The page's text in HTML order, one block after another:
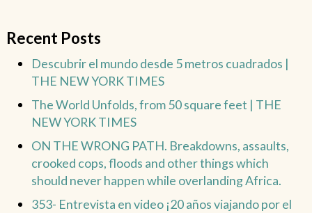
Recent Posts
Descubrir el mundo desde 5 metros cuadrados |
THE NEW YORK TIMES
The World Unfolds, from 50 square feet | THE
NEW YORK TIMES
ON THE WRONG PATH. Breakdowns, assaults,
crooked cops, floods and other things which
should never happen while overlanding Africa.
353- Entrevista en video ¡20 años viajando por el